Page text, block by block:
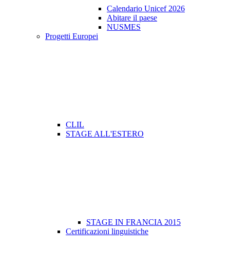
Calendario Unicef 2026
Abitare il paese
NUSMES
Progetti Europei
CLIL
STAGE ALL'ESTERO
STAGE IN FRANCIA 2015
Certificazioni linguistiche